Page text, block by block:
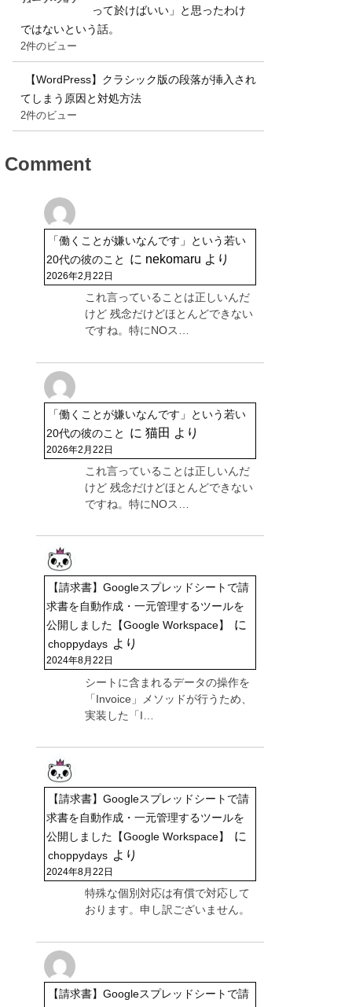
って於けばいい」と思ったわけ
ではないという話。
2件のビュー
【WordPress】クラシック版の段落が挿入され
てしまう原因と対処方法
2件のビュー
Comment
「働くことが嫌いなんです」という若い
20代の彼のこと
に nekomaru より
2026年2月22日
これ言っていることは正しいんだ
けど 残念だけどほとんどできない
ですね。特にNOス…
「働くことが嫌いなんです」という若い
20代の彼のこと
に 猫田 より
2026年2月22日
これ言っていることは正しいんだ
けど 残念だけどほとんどできない
ですね。特にNOス…
【請求書】Googleスプレッドシートで請
求書を自動作成・一元管理するツールを
公開しました【Google Workspace】
に
choppydays より
2024年8月22日
シートに含まれるデータの操作を
「Invoice」メソッドが行うため、
実装した「I…
【請求書】Googleスプレッドシートで請
求書を自動作成・一元管理するツールを
公開しました【Google Workspace】
に
choppydays より
2024年8月22日
特殊な個別対応は有償で対応して
おります。申し訳ございません。
【請求書】Googleスプレッドシートで請